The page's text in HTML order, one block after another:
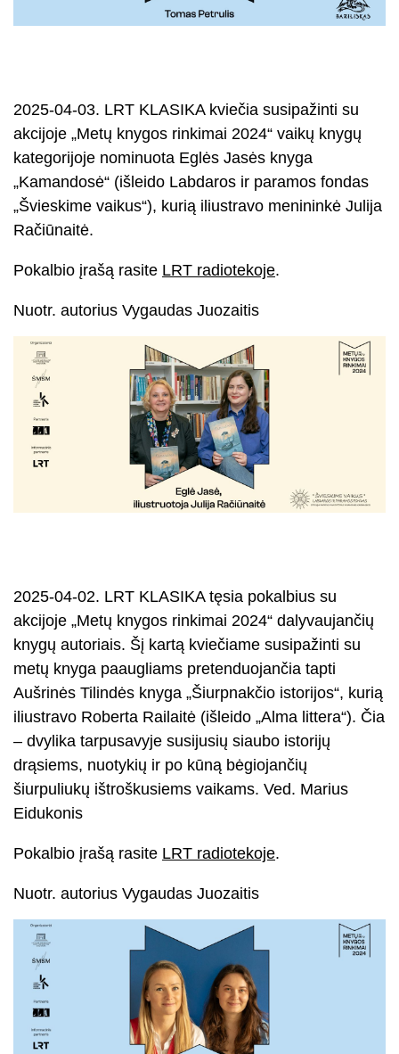
2025-04-03. LRT KLASIKA kviečia susipažinti su
akcijoje „Metų knygos rinkimai 2024“ vaikų knygų
kategorijoje nominuota Eglės Jasės knyga
„Kamandosė“ (išleido Labdaros ir paramos fondas
„Švieskime vaikus“), kurią iliustravo menininkė Julija
Račiūnaitė.
Pokalbio įrašą rasite LRT radiotekoje.
Nuotr. autorius Vygaudas Juozaitis
2025-04-02. LRT KLASIKA tęsia pokalbius su
akcijoje „Metų knygos rinkimai 2024“ dalyvaujančių
knygų autoriais. Šį kartą kviečiame susipažinti su
metų knyga paaugliams pretenduojančia tapti
Aušrinės Tilindės knyga „Šiurpnakčio istorijos“, kurią
iliustravo Roberta Railaitė (išleido „Alma littera“). Čia
– dvylika tarpusavyje susijusių siaubo istorijų
drąsiems, nuotykių ir po kūną bėgiojančių
šiurpuliukų ištroškusiems vaikams. Ved. Marius
Eidukonis
Pokalbio įrašą rasite LRT radiotekoje.
Nuotr. autorius Vygaudas Juozaitis